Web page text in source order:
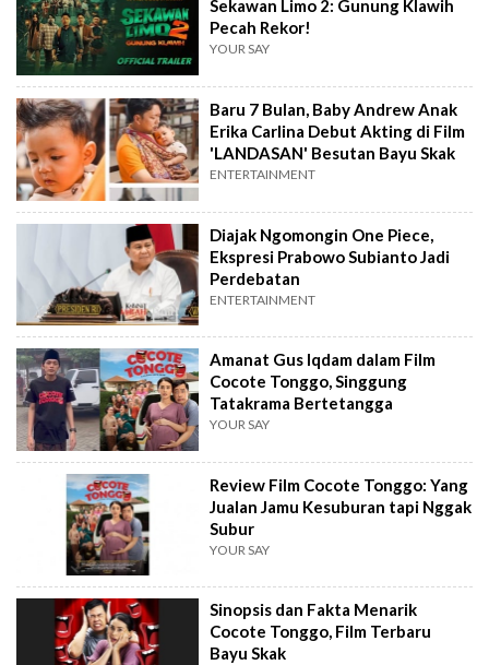
Sekawan Limo 2: Gunung Klawih
Pecah Rekor!
YOUR SAY
Baru 7 Bulan, Baby Andrew Anak
Erika Carlina Debut Akting di Film
'LANDASAN' Besutan Bayu Skak
ENTERTAINMENT
Diajak Ngomongin One Piece,
Ekspresi Prabowo Subianto Jadi
Perdebatan
ENTERTAINMENT
Amanat Gus Iqdam dalam Film
Cocote Tonggo, Singgung
Tatakrama Bertetangga
YOUR SAY
Review Film Cocote Tonggo: Yang
Jualan Jamu Kesuburan tapi Nggak
Subur
YOUR SAY
Sinopsis dan Fakta Menarik
Cocote Tonggo, Film Terbaru
Bayu Skak